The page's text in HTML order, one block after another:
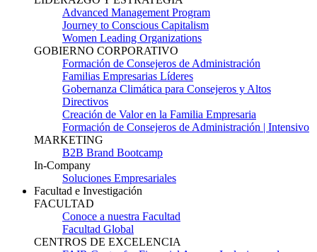
Advanced Management Program
Journey to Conscious Capitalism
Women Leading Organizations
GOBIERNO CORPORATIVO
Formación de Consejeros de Administración
Familias Empresarias Líderes
Gobernanza Climática para Consejeros y Altos
Directivos
Creación de Valor en la Familia Empresaria
Formación de Consejeros de Administración | Intensivo
MARKETING
B2B Brand Bootcamp
In-Company
Soluciones Empresariales
Facultad e Investigación
FACULTAD
Conoce a nuestra Facultad
Facultad Global
CENTROS DE EXCELENCIA